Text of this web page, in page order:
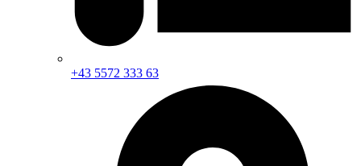
+43 5572 333 63